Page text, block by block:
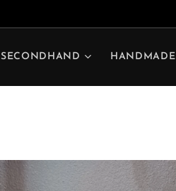
SECONDHAND HANDMADE